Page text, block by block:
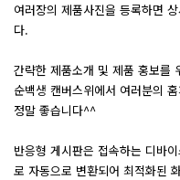
여러장의 제품사진을 등록하면
다.
간략한 제품소개 및 제품 홍보를
순백생 캔버스위에서 여러분의
정말 좋습니다^^
반응형 게시판은 접속하는 디바
로 자동으로 변환되어 최적화된